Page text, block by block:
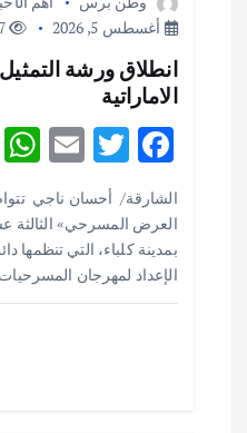
ت
أغسطس 5, 2026
67 views
انطلاق ورشة
الاماراتية
F
ac
e
b
o
T
w
it
te
r
E
ai
l
الشارقة/ أحسان ناجي
العرض المسرحي» الثالثة
بمدينة كلباء، التي تنظمها
الإعداد لمهرجان